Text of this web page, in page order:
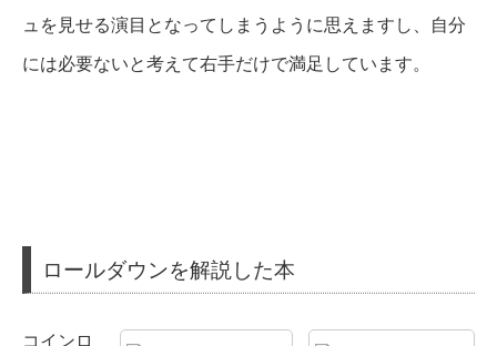
ュを見せる演目となってしまうように思えますし、自分
には必要ないと考えて右手だけで満足しています。
ロールダウンを解説した本
コインロ